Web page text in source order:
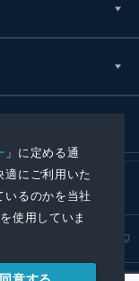
」に定める通
適にご利用いた
いるのかを当社
使用していま